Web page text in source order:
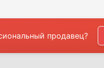
продавец?